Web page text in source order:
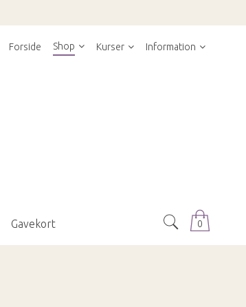
Forside Shop Kurser Information
0
Gavekort